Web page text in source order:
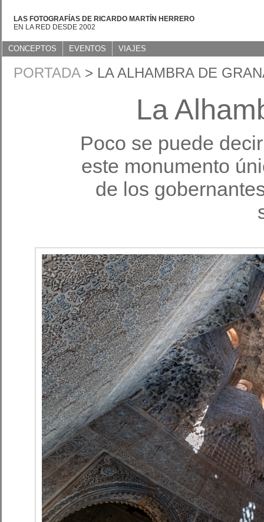
LAS FOTOGRAFÍAS DE RICARDO MARTÍN HERRERO
EN LA RED DESDE 2002
CONCEPTOS EVENTOS VIAJES
PORTADA > LA ALHAMBRA DE
La
Poco se puede
este monumento
de los